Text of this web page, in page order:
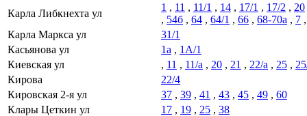
Карла Либкнехта ул
1 , 11 , 11/1 , 14 , 17/1 , 17/2 , 20
, 54б , 64 , 64/1 , 66 , 68-70а , 7
Карла Маркса ул
31/1
Касьянова ул
1а , 1А/1
Киевская ул
, 11 , 11/а , 20 , 21 , 22/а , 25 ,
Кирова
22/4
Кировская 2-я ул
37 , 39 , 41 , 43 , 45 , 49 , 60
Клары Цеткин ул
17 , 19 , 25 , 38